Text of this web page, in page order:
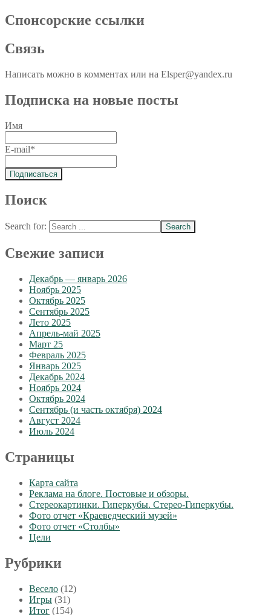
Спoнcopcкиe ссылки
Связь
Написать можно в комментах или на Elsper@yandex.ru
Подписка на новые посты
Имя
E-mail*
Поиск
Search for:
Свежие записи
Декабрь — январь 2026
Ноябрь 2025
Октябрь 2025
Сентябрь 2025
Лето 2025
Апрель-май 2025
Март 25
Февраль 2025
Январь 2025
Декабрь 2024
Ноябрь 2024
Октябрь 2024
Сентябрь (и часть октября) 2024
Август 2024
Июль 2024
Страницы
Карта сайта
Реклама на блоге. Постовые и обзоры.
Стереокартинки. Гиперкубы. Стерео-Гиперкубы.
Фото отчет «Краеведческий музей»
Фото отчет «Столбы»
Цели
Рубрики
Весело (12)
Игры (31)
Итог (154)